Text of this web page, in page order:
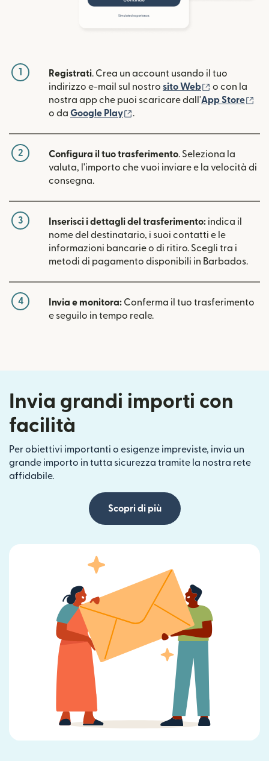
1 Registrati. Crea un account usando il tuo
indirizzo e-mail sul nostro sito Web (si apre in
o con la
nostra app che puoi scaricare dall'App Store
o da Google Play .
2 Configura il tuo trasferimento. Seleziona la
valuta, l'importo che vuoi inviare e la velocità di
consegna.
3 Inserisci i dettagli del trasferimento: indica il
nome del destinatario, i suoi contatti e le
informazioni bancarie o di ritiro. Scegli tra i
metodi di pagamento disponibili in Barbados.
4 Invia e monitora: Conferma il tuo trasferimento
e seguilo in tempo reale.
Invia grandi importi con
facilità
Per obiettivi importanti o esigenze impreviste, invia un
grande importo in tutta sicurezza tramite la nostra rete
affidabile.
Scopri di più